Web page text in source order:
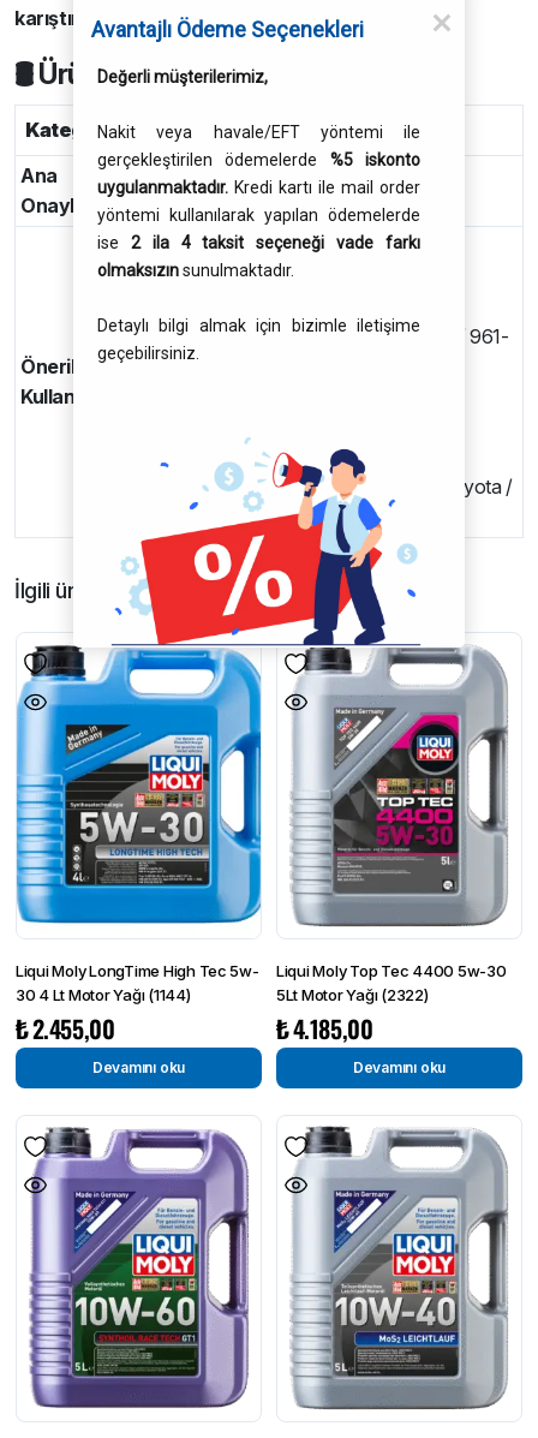
karıştırılmadankullanıldığında sağlanır.
🛢 Ürün Spesifikasyonları & Onaylar
Kategori
Onaylar / Uygulama
Ana
Onaylar
API SQ
ILSAC GF-7A
Önerilen
Kullanım
Chrysler / Chrysler MS-6395
Daihatsu
Ford / Ford WSS-M2C 946-A / 946-B1 / 961-
A1
Honda / Hyundai / Isuzu / Kia / Mazda /
Mitsubishi / Nissan / Subaru / Suzuki / Toyota /
İlgili ürünler
Liqui Moly LongTime High Tec 5w-
30 4 Lt Motor Yağı (1144)
₺2.455,00
Devamını oku
Liqui Moly Top Tec 4400 5w-30
5Lt Motor Yağı (2322)
₺4.185,00
Devamını oku
Avantajlı Ödeme Seçenekleri
Değerli müşterilerimiz,
Nakit veya havale/EFT yöntemi ile
gerçekleştirilen ödemelerde %5 iskonto
uygulanmaktadır. Kredi kartı ile mail order
yöntemi kullanılarak yapılan ödemelerde
ise 2 ila 4 taksit seçeneği vade farkı
olmaksızınsunulmaktadır.
Detaylı bilgi almak için bizimle iletişime
geçebilirsiniz.